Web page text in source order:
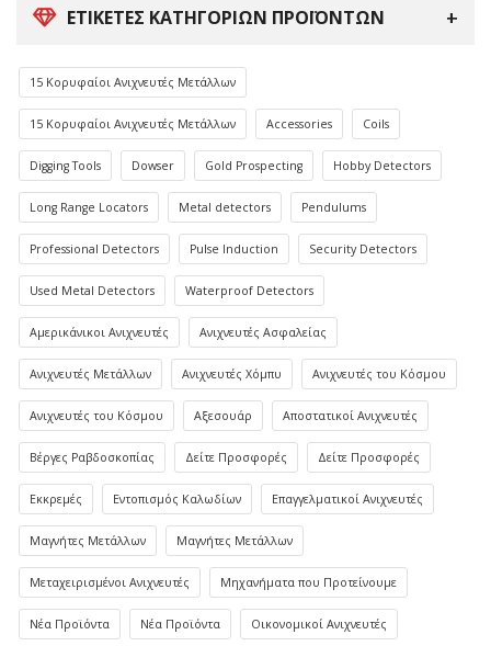
ΕΤΙΚΈΤΕΣ ΚΑΤΗΓΟΡΙΏΝ ΠΡΟΪΌΝΤΩΝ
15 Κορυφαίοι Ανιχνευτές Μετάλλων
15 Κορυφαίοι Ανιχνευτές Μετάλλων Accessories Coils
Digging Tools Dowser Gold Prospecting Hobby Detectors
Long Range Locators Metal detectors Pendulums
Professional Detectors Pulse Induction Security Detectors
Used Metal Detectors Waterproof Detectors
Αμερικάνικοι Ανιχνευτές Ανιχνευτές Ασφαλείας
Ανιχνευτές Μετάλλων Ανιχνευτές Χόμπυ Ανιχνευτές του Κόσμου
Ανιχνευτές του Κόσμου Αξεσουάρ Αποστατικοί Ανιχνευτές
Βέργες Ραβδοσκοπίας Δείτε Προσφορές Δείτε Προσφορές
Εκκρεμές Εντοπισμός Καλωδίων Επαγγελματικοί Ανιχνευτές
Μαγνήτες Μετάλλων Μαγνήτες Μετάλλων
Μεταχειρισμένοι Ανιχνευτές Μηχανήματα που Προτείνουμε
Νέα Προϊόντα Νέα Προϊόντα Οικονομικοί Ανιχνευτές